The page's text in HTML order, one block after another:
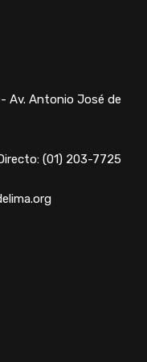
Av. Antonio José de
(01) 203-7725